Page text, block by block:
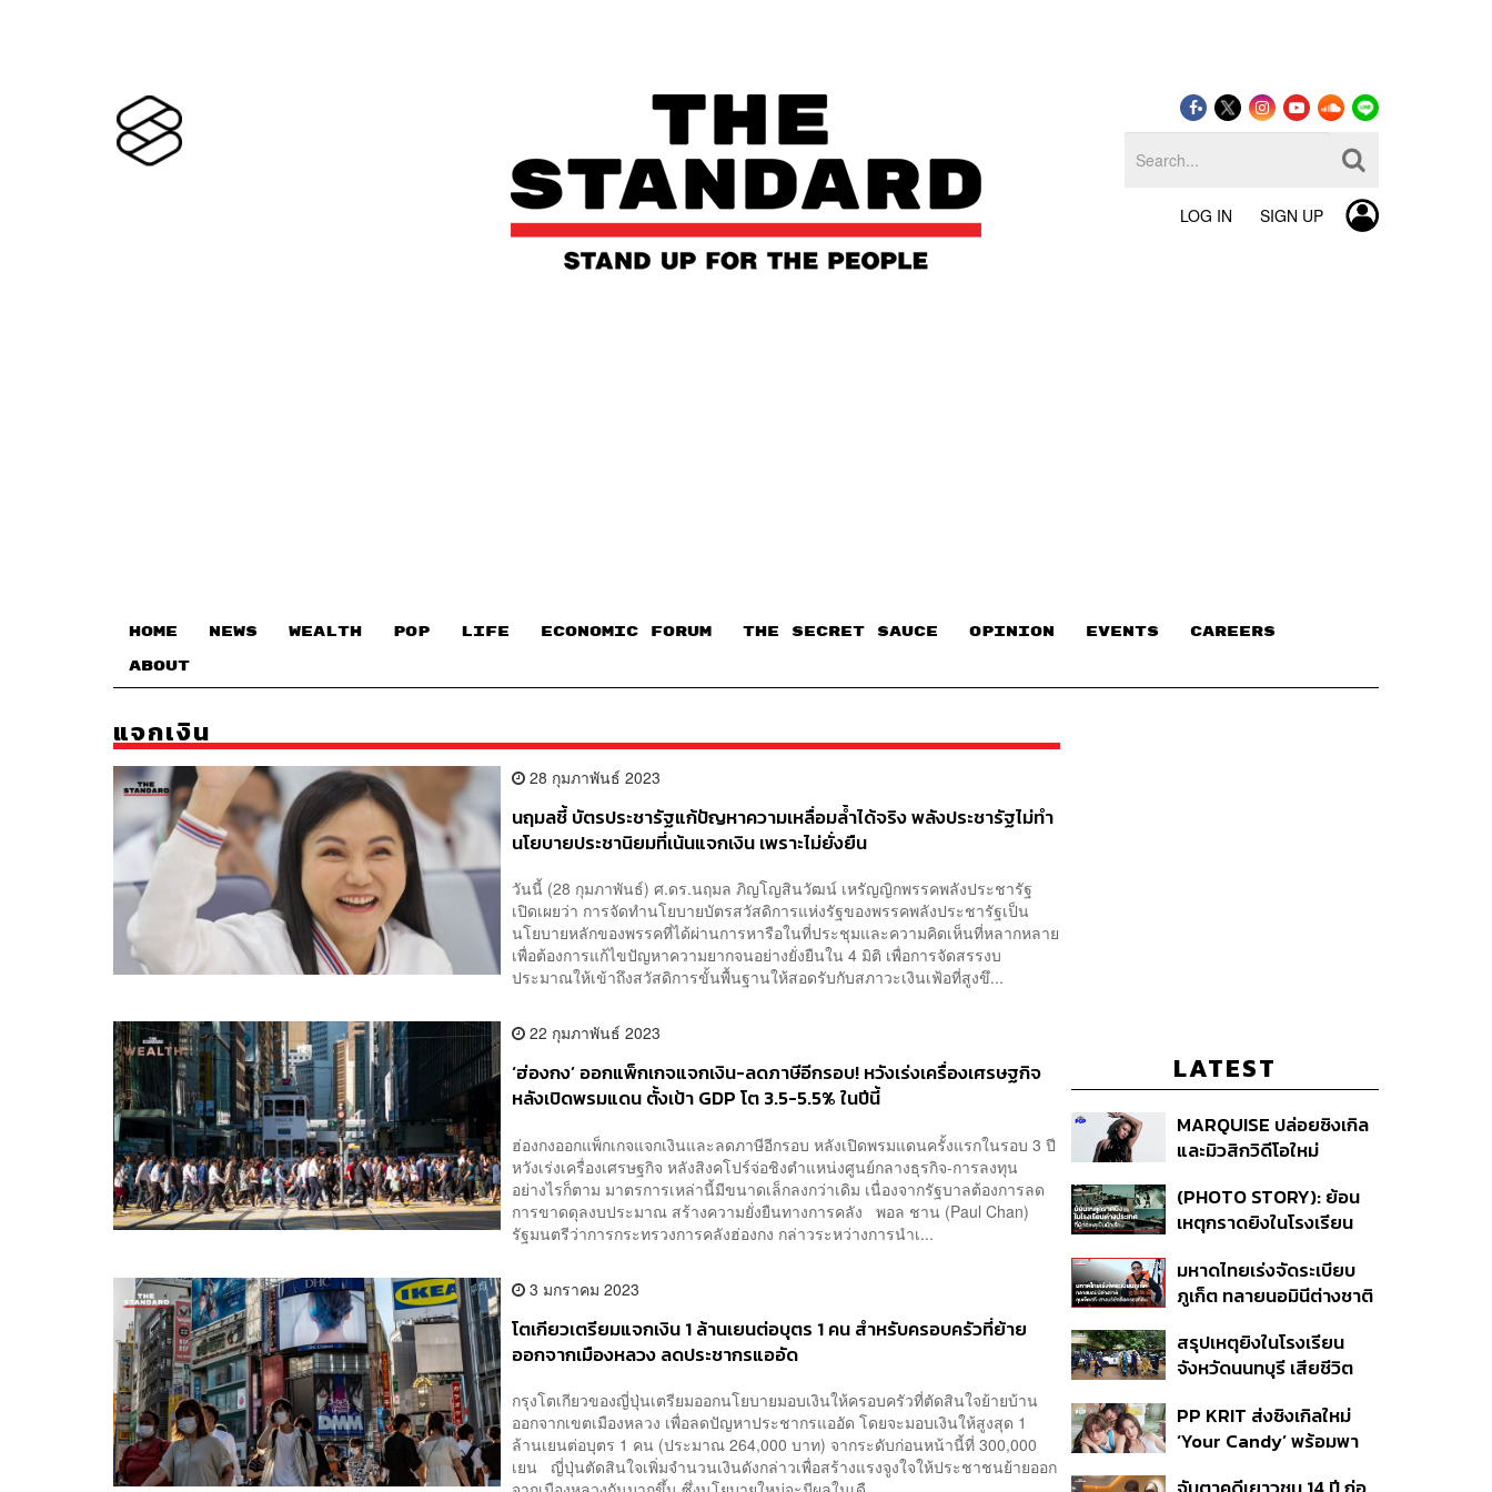
LOG IN SIGN UP
HOME NEWS WEALTH POP LIFE ECONOMIC FORUM THE SECRET SAUCE​ OPINION EVENTS CAREERS
ABOUT
แจกเงิน
28 กุมภาพันธ์ 2023
นฤมลชี้ บัตรประชารัฐแก้ปัญหาความเหลื่อมล้ำได้จริง พลังประชารัฐไม่ทำ
นโยบายประชานิยมที่เน้นแจกเงิน เพราะไม่ยั่งยืน
วันนี้ (28 กุมภาพันธ์) ศ.ดร.นฤมล ภิญโญสินวัฒน์ เหรัญญิกพรรคพลังประชารัฐ
เปิดเผยว่า การจัดทำนโยบายบัตรสวัสดิการแห่งรัฐของพรรคพลังประชารัฐเป็น
นโยบายหลักของพรรคที่ได้ผ่านการหารือในที่ประชุมและความคิดเห็นที่หลากหลาย
เพื่อต้องการแก้ไขปัญหาความยากจนอย่างยั่งยืนใน 4 มิติ เพื่อการจัดสรรงบ
ประมาณให้เข้าถึงสวัสดิการขั้นพื้นฐานให้สอดรับกับสภาวะเงินเฟ้อที่สูงขึ...
22 กุมภาพันธ์ 2023
‘ฮ่องกง’ ออกแพ็กเกจแจกเงิน-ลดภาษีอีกรอบ! หวังเร่งเครื่องเศรษฐกิจ
หลังเปิดพรมแดน ตั้งเป้า GDP โต 3.5-5.5% ในปีนี้
ฮ่องกงออกแพ็กเกจแจกเงินและลดภาษีอีกรอบ หลังเปิดพรมแดนครั้งแรกในรอบ 3 ปี
หวังเร่งเครื่องเศรษฐกิจ หลังสิงคโปร์จ่อชิงตำแหน่งศูนย์กลางธุรกิจ-การลงทุน
อย่างไรก็ตาม มาตรการเหล่านี้มีขนาดเล็กลงกว่าเดิม เนื่องจากรัฐบาลต้องการลด
การขาดดุลงบประมาณ สร้างความยั่งยืนทางการคลัง พอล ชาน (Paul Chan)
รัฐมนตรีว่าการกระทรวงการคลังฮ่องกง กล่าวระหว่างการนำเ...
3 มกราคม 2023
โตเกียวเตรียมแจกเงิน 1 ล้านเยนต่อบุตร 1 คน สำหรับครอบครัวที่ย้าย
ออกจากเมืองหลวง ลดประชากรแออัด
กรุงโตเกียวของญี่ปุ่นเตรียมออกนโยบายมอบเงินให้ครอบครัวที่ตัดสินใจย้ายบ้าน
ออกจากเขตเมืองหลวง เพื่อลดปัญหาประชากรแออัด โดยจะมอบเงินให้สูงสุด 1
ล้านเยนต่อบุตร 1 คน (ประมาณ 264,000 บาท) จากระดับก่อนหน้านี้ที่ 300,000
เยน ญี่ปุ่นตัดสินใจเพิ่มจำนวนเงินดังกล่าวเพื่อสร้างแรงจูงใจให้ประชาชนย้ายออก
LATEST
MARQUISE ปล่อยซิงเกิล
และมิวสิกวิดีโอใหม่
สัมพันธ์สุด Toxic
(PHOTO STORY): ย้อน
เหตุกราดยิงในโรงเรียน
นักเรียน
มหาดไทยเร่งจัดระเบียบ
ภูเก็ต ทลายนอมินีต่างชาติ
ที่ดิน เคลียร์ใบอนุญาต
โรงแรมค้าง 7 ปี
สรุปเหตุยิงในโรงเรียน
จังหวัดนนทบุรี เสียชีวิต
ปมค้นประวัติคดีกราดยิงที่
สหรัฐฯ
PP KRIT ส่งซิงเกิลใหม่
‘Your Candy’ พร้อมพา